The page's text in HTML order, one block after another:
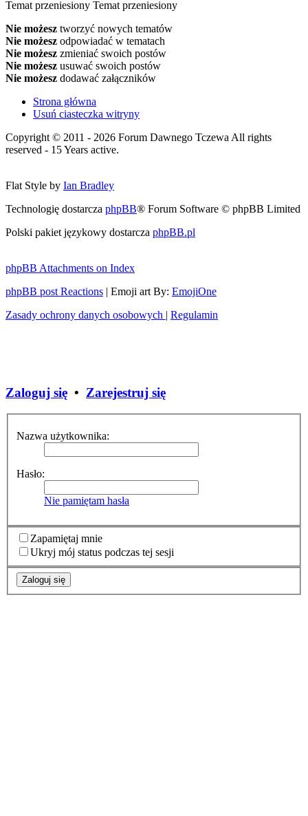
Temat przeniesiony Temat przeniesiony
Nie możesz tworzyć nowych tematów
Nie możesz odpowiadać w tematach
Nie możesz zmieniać swoich postów
Nie możesz usuwać swoich postów
Nie możesz dodawać załączników
Strona główna
Usuń ciasteczka witryny
Copyright © 2011 - 2026 Forum Dawnego Tczewa All rights
reserved - 15 Years active.
Flat Style by Ian Bradley
Technologię dostarcza phpBB® Forum Software © phpBB Limited
Polski pakiet językowy dostarcza phpBB.pl
phpBB Attachments on Index
phpBB post Reactions | Emoji art By: EmojiOne
Zasady ochrony danych osobowych | Regulamin
Zaloguj się • Zarejestruj się
Nazwa użytkownika:
Hasło:
Nie pamiętam hasła
Zapamiętaj mnie
Ukryj mój status podczas tej sesji